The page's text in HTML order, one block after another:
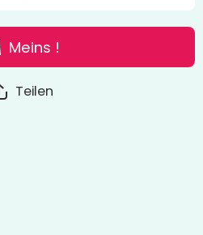
Rot
Meins !
Teilen